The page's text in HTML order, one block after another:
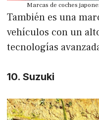
Marcas de coches
También es una
vehículos con un
tecnologías
10. Suzuki